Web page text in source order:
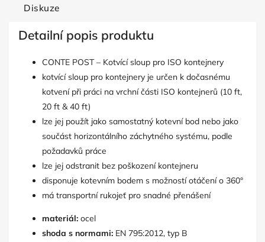
Diskuze
Detailní popis produktu
CONTE POST – Kotvící sloup pro ISO kontejnery
kotvící sloup pro kontejnery je určen k dočasnému
kotvení při práci na vrchní části ISO kontejnerů (10 ft,
20 ft & 40 ft)
lze jej použít jako samostatný kotevní bod nebo jako
součást horizontálního záchytného systému, podle
požadavků práce
lze jej odstranit bez poškození kontejneru
disponuje kotevním bodem s možností otáčení o 360°
má transportní rukojeť pro snadné přenášení
materiál: ocel
shoda s normami: EN 795:2012, typ B